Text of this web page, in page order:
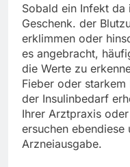
Sobald ein Infekt
Geschenk. der
erklimmen oder
es angebracht,
die Werte zu
Fieber oder
der Insulinbedarf
Ihrer Arztpraxis
ersuchen
Arzneiausgabe.